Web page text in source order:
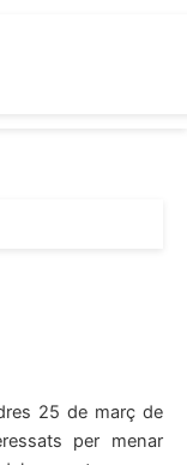
25 de març de
per menar